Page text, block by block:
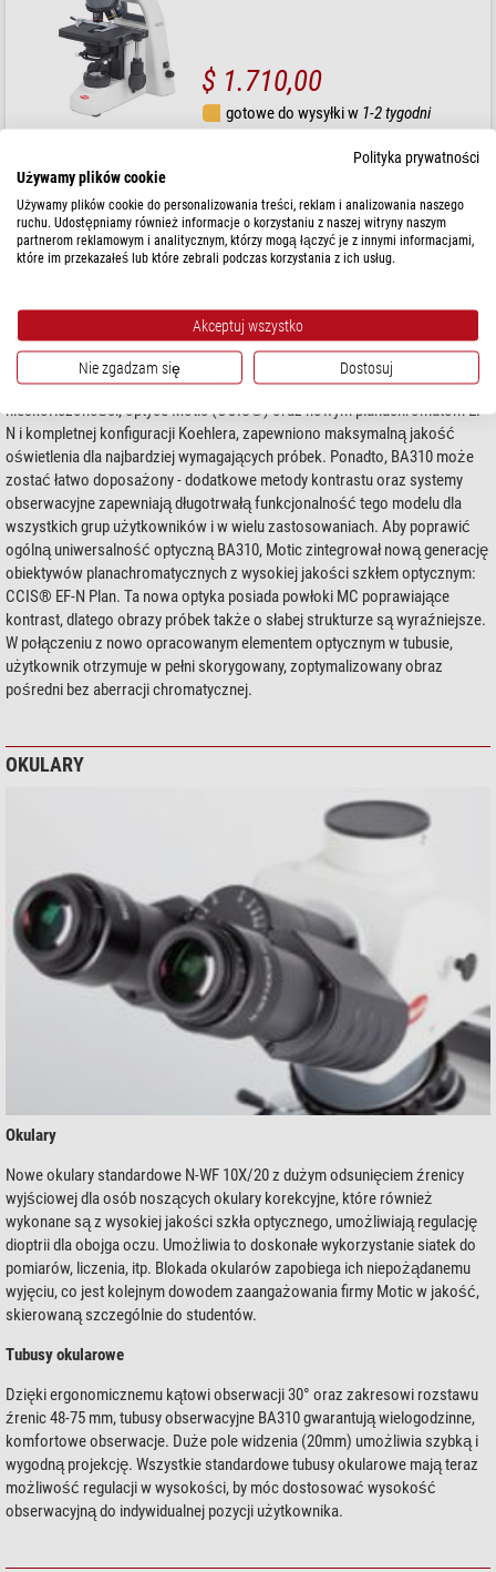
$ 1.710,00
gotowe do wysyłki w 1-2 tygodni
BA310
Mikroskop BA310
wymaganiom codziennej pracy rutynowej na uniwersytetach, w klinikach,
laboratoriach, i wszelkich innych dziedzinach nauk przyrodniczych czy w
zastosowaniach medycznych, w których wymagana jest doskonała jakość
optyczna. Dzięki nowej, skorygowanej kolorystycznie i do
nieskończoności, optyce Motic (CCIS®) oraz nowym planachromatom EF-
N i kompletnej konfiguracji Koehlera, zapewniono maksymalną jakość
oświetlenia dla najbardziej wymagających próbek. Ponadto, BA310 może
zostać łatwo doposażony - dodatkowe metody kontrastu oraz systemy
obserwacyjne zapewniają długotrwałą funkcjonalność tego modelu dla
wszystkich grup użytkowników i w wielu zastosowaniach. Aby poprawić
ogólną uniwersalność optyczną BA310, Motic zintegrował nową generację
obiektywów planachromatycznych z wysokiej jakości szkłem optycznym:
CCIS® EF-N Plan. Ta nowa optyka posiada powłoki MC poprawiające
kontrast, dlatego obrazy próbek także o słabej strukturze są wyraźniejsze.
W połączeniu z nowo opracowanym elementem optycznym w tubusie,
użytkownik otrzymuje w pełni skorygowany, zoptymalizowany obraz
pośredni bez aberracji chromatycznej.
OKULARY
Okulary
Nowe okulary standardowe N-WF 10X/20 z dużym odsunięciem źrenicy
wyjściowej dla osób noszących okulary korekcyjne, które również
wykonane są z wysokiej jakości szkła optycznego, umożliwiają regulację
dioptrii dla obojga oczu. Umożliwia to doskonałe wykorzystanie siatek do
pomiarów, liczenia, itp. Blokada okularów zapobiega ich niepożądanemu
wyjęciu, co jest kolejnym dowodem zaangażowania firmy Motic w jakość,
skierowaną szczególnie do studentów.
Tubusy okularowe
Dzięki ergonomicznemu kątowi obserwacji 30° oraz zakresowi rozstawu
źrenic 48-75 mm, tubusy obserwacyjne BA310 gwarantują wielogodzinne,
komfortowe obserwacje. Duże pole widzenia (20mm) umożliwia szybką i
wygodną projekcję. Wszystkie standardowe tubusy okularowe mają teraz
możliwość regulacji w wysokości, by móc dostosować wysokość
obserwacyjną do indywidualnej pozycji użytkownika.
Polityka prywatności
Używamy plików cookie
Używamy plików cookie do personalizowania treści, reklam i analizowania naszego
ruchu. Udostępniamy również informacje o korzystaniu z naszej witryny naszym
partnerom reklamowym i analitycznym, którzy mogą łączyć je z innymi informacjami,
które im przekazałeś lub które zebrali podczas korzystania z ich usług.
Akceptuj wszystko
Nie zgadzam się Dostosuj